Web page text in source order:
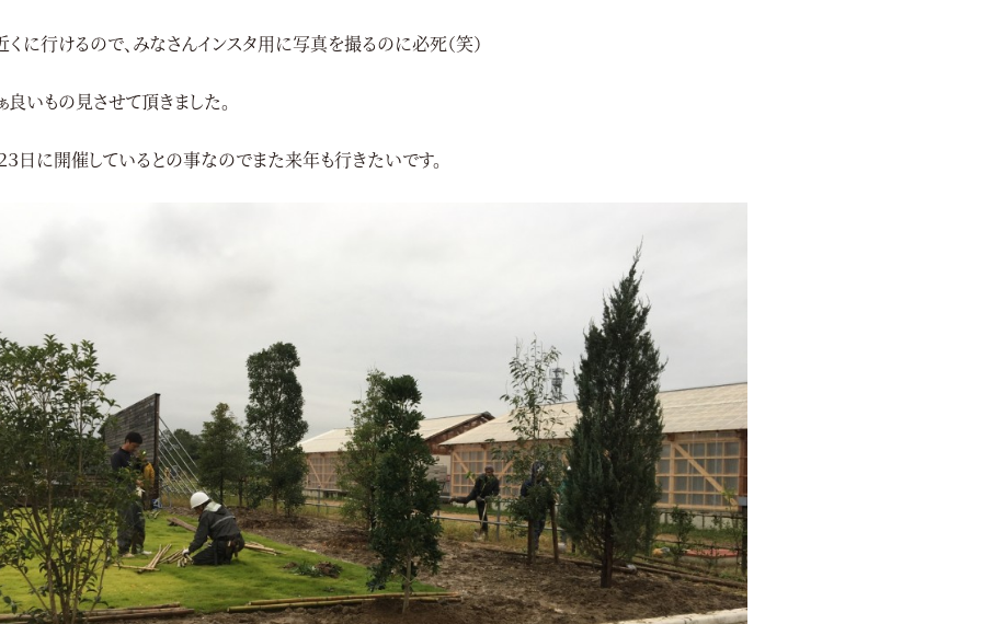
くに行けるので、みなさんインスタ用に写真を撮るのに必死（笑）
良いもの見させて頂きました。
３日に開催しているとの事なのでまた来年も行きたいです。